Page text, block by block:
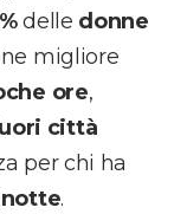
delle donne
migliore
ore,
città
per chi ha
notte.